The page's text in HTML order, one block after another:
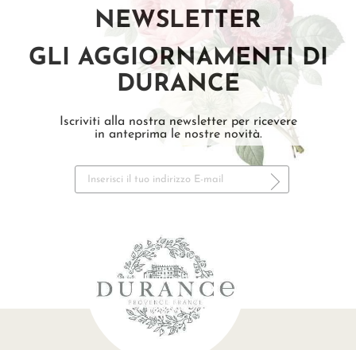
NEWSLETTER
GLI AGGIORNAMENTI DI
DURANCE
Iscriviti alla nostra newsletter per ricevere
in anteprima le nostre novità.